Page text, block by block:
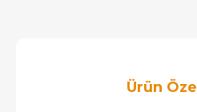
Ürün